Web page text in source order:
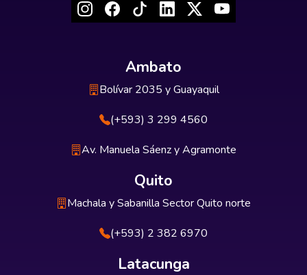
Ambato
Bolívar 2035 y Guayaquil
(+593) 3 299 4560
Av. Manuela Sáenz y Agramonte
Quito
Machala y Sabanilla Sector Quito norte
(+593) 2 382 6970
Latacunga